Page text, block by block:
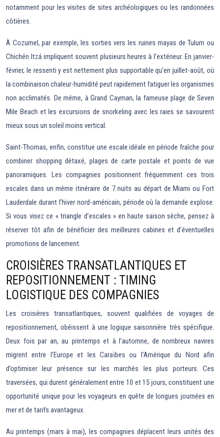
notamment pour les visites de sites archéologiques ou les randonnées
côtières.
À Cozumel, par exemple, les sorties vers les ruines mayas de Tulum ou
Chichén Itzá impliquent souvent plusieurs heures à l’extérieur. En janvier-
février, le ressenti y est nettement plus supportable qu’en juillet-août, où
la combinaison chaleur-humidité peut rapidement fatiguer les organismes
non acclimatés. De même, à Grand Cayman, la fameuse plage de Seven
Mile Beach et les excursions de snorkeling avec les raies se savourent
mieux sous un soleil moins vertical.
Saint-Thomas, enfin, constitue une escale idéale en période fraîche pour
combiner shopping détaxé, plages de carte postale et points de vue
panoramiques. Les compagnies positionnent fréquemment ces trois
escales dans un même itinéraire de 7 nuits au départ de Miami ou Fort
Lauderdale durant l’hiver nord-américain, période où la demande explose.
Si vous visez ce « triangle d’escales » en haute saison sèche, pensez à
réserver tôt afin de bénéficier des meilleures cabines et d’éventuelles
promotions de lancement.
CROISIÈRES TRANSATLANTIQUES ET
REPOSITIONNEMENT : TIMING
LOGISTIQUE DES COMPAGNIES
Les croisières transatlantiques, souvent qualifiées de voyages de
repositionnement, obéissent à une logique saisonnière très spécifique.
Deux fois par an, au printemps et à l’automne, de nombreux navires
migrent entre l’Europe et les Caraïbes ou l’Amérique du Nord afin
d’optimiser leur présence sur les marchés les plus porteurs. Ces
traversées, qui durent généralement entre 10 et 15 jours, constituent une
opportunité unique pour les voyageurs en quête de longues journées en
mer et de tarifs avantageux.
Au printemps (mars à mai), les compagnies déplacent leurs unités des